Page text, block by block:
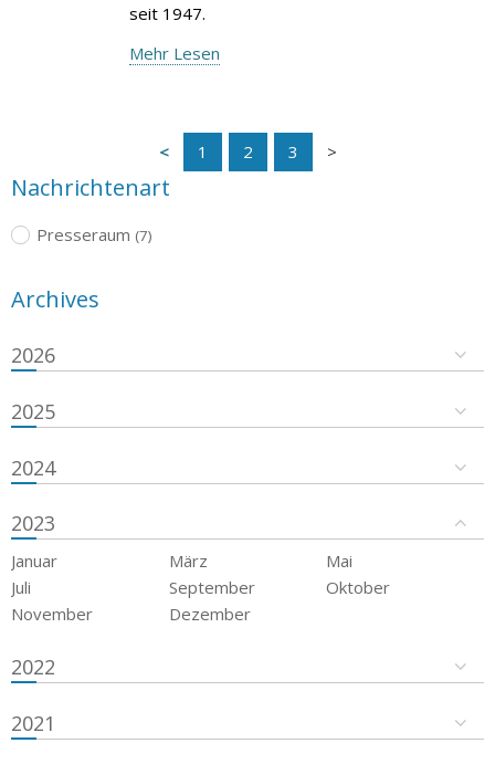
seit 1947.
Mehr Lesen
1 2 3
Nachrichtenart
Presseraum (7)
Archives
2026
2025
2024
2023
Januar März
Mai
Juli
September
Oktober
November
Dezember
2022
2021